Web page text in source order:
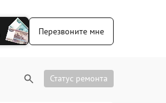
Перезвоните мне
Статус ремонта